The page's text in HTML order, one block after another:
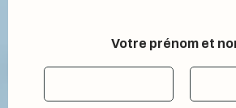
Votre prénom et